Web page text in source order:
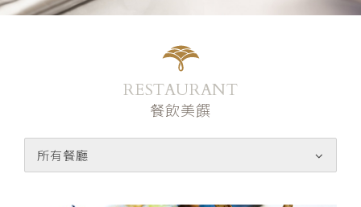
RESTAURANT
餐飲美饌
所有餐廳